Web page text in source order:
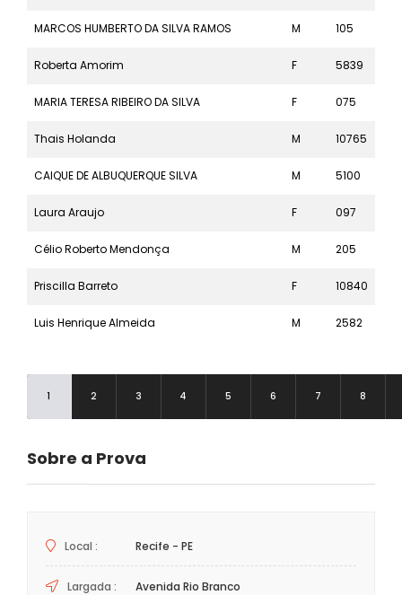
MARCOS HUMBERTO DA SILVA RAMOS M 105
Roberta Amorim F 5839
MARIA TERESA RIBEIRO DA SILVA F 075
Thais Holanda M 10765
CAIQUE DE ALBUQUERQUE SILVA M 5100
Laura Araujo F 097
Célio Roberto Mendonça M 205
Priscilla Barreto F 10840
Luis Henrique Almeida M 2582
1 2 3 4 5 6 7 8
Sobre a Prova
Local : Recife - PE
Largada : Avenida Rio Branco